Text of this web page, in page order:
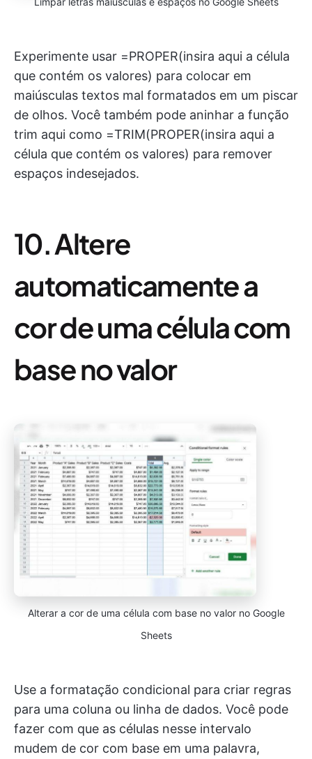
Experimente usar =PROPER(insira aqui a célula
que contém os valores) para colocar em
maiúsculas textos mal formatados em um piscar
de olhos. Você também pode aninhar a função
trim aqui como =TRIM(PROPER(insira aqui a
célula que contém os valores) para remover
espaços indesejados.
10. Altere
automaticamente a
cor de uma célula com
base no valor
Alterar a cor de uma célula com base no valor no Google
Sheets
Use a formatação condicional para criar regras
para uma coluna ou linha de dados. Você pode
fazer com que as células nesse intervalo
mudem de cor com base em uma palavra,